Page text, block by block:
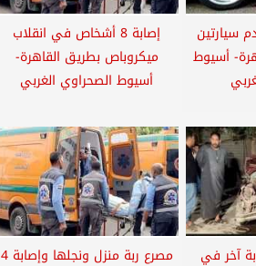
سيارتين
أسيوط
إصابة 8 أشخاص في انقلاب
ميكروباص بطريق القاهرة-
أسيوط الصحراوي الغربي
آخر في مصرع ربة منزل ونجلها وإصابة 4